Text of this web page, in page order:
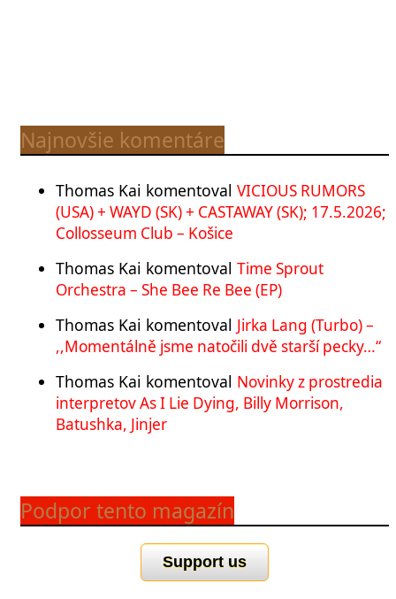
Najnovšie komentáre
Thomas Kai komentoval VICIOUS RUMORS
(USA) + WAYD (SK) + CASTAWAY (SK); 17.5.2026;
Collosseum Club – Košice
Thomas Kai komentoval Time Sprout
Orchestra – She Bee Re Bee (EP)
Thomas Kai komentoval Jirka Lang (Turbo) –
,,Momentálně jsme natočili dvě starší pecky…“
Thomas Kai komentoval Novinky z prostredia
interpretov As I Lie Dying, Billy Morrison,
Batushka, Jinjer
Podpor tento magazín
Support us